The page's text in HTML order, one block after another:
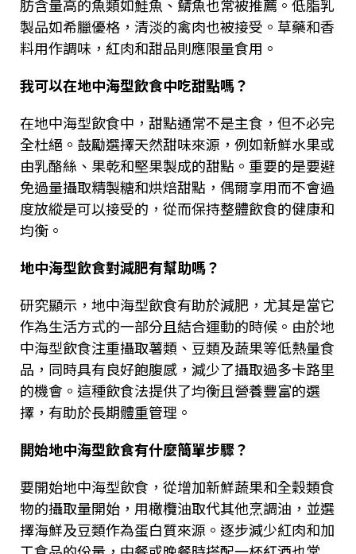
肪含量高的魚類如鮭魚、鯖魚也常被推薦。低脂乳
製品如希臘優格，清淡的禽肉也被接受。草藥和香
料用作調味，紅肉和甜品則應限量食用。
我可以在地中海型飲食中吃甜點嗎？
在地中海型飲食中，甜點通常不是主食，但不必完
全杜絕。鼓勵選擇天然甜味來源，例如新鮮水果或
由乳酪絲、果乾和堅果製成的甜點。重要的是要避
免過量攝取精製糖和烘焙甜點，偶爾享用而不會過
度放縱是可以接受的，從而保持整體飲食的健康和
均衡。
地中海型飲食對減肥有幫助嗎？
研究顯示，地中海型飲食有助於減肥，尤其是當它
作為生活方式的一部分且結合運動的時候。由於地
中海型飲食注重攝取薯類、豆類及蔬果等低熱量食
品，同時具有良好飽腹感，減少了攝取過多卡路里
的機會。這種飲食法提供了均衡且營養豐富的選
擇，有助於長期體重管理。
開始地中海型飲食有什麼簡單步驟？
要開始地中海型飲食，從增加新鮮蔬果和全穀類食
物的攝取量開始，用橄欖油取代其他烹調油，並選
擇海鮮及豆類作為蛋白質來源。逐步減少紅肉和加